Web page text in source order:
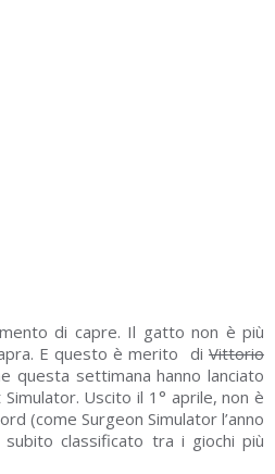
di capre. Il gatto non è più
E questo è merito di Vittorio
questa settimana hanno lanciato
Uscito il 1° aprile, non è
(come Surgeon Simulator l’anno
classificato tra i giochi più